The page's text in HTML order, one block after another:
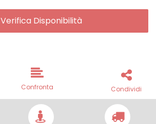
Verifica Disponibilità
Confronta Condividi